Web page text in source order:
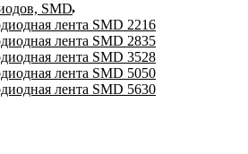
SMD
лента SMD 2216
лента SMD 2835
лента SMD 3528
лента SMD 5050
лента SMD 5630